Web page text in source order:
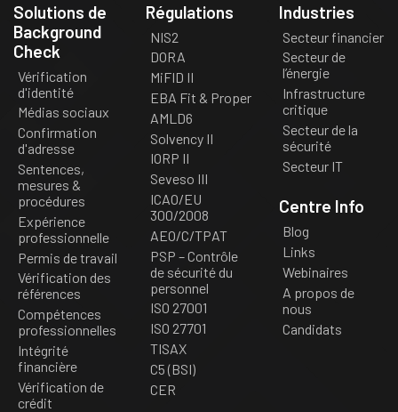
Solutions de
Background
Check
Vérification
d'identité
Médias sociaux
Confirmation
d'adresse
Sentences,
mesures &
procédures
Expérience
professionnelle
Permis de travail
Vérification des
références
Compétences
professionnelles
Intégrité
financière
Vérification de
crédit
Régulations
NIS2
DORA
MiFID II
EBA Fit & Proper
AMLD6
Solvency II
IORP II
Seveso III
ICAO/EU
300/2008
AEO/C/TPAT
PSP – Contrôle
de sécurité du
personnel
ISO 27001
ISO 27701
TISAX
C5 (BSI)
CER
Industries
Secteur financier
Secteur de
l’énergie
Infrastructure
critique
Secteur de la
sécurité
Secteur IT
Centre Info
Blog
Links
Webinaires
A propos de
nous
Candidats